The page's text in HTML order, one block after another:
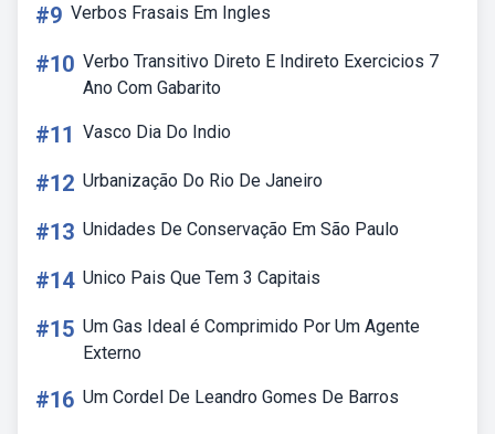
#9 Verbos Frasais Em Ingles
#10 Verbo Transitivo Direto E Indireto Exercicios 7
Ano Com Gabarito
#11 Vasco Dia Do Indio
#12 Urbanização Do Rio De Janeiro
#13 Unidades De Conservação Em São Paulo
#14 Unico Pais Que Tem 3 Capitais
#15 Um Gas Ideal é Comprimido Por Um Agente
Externo
#16 Um Cordel De Leandro Gomes De Barros